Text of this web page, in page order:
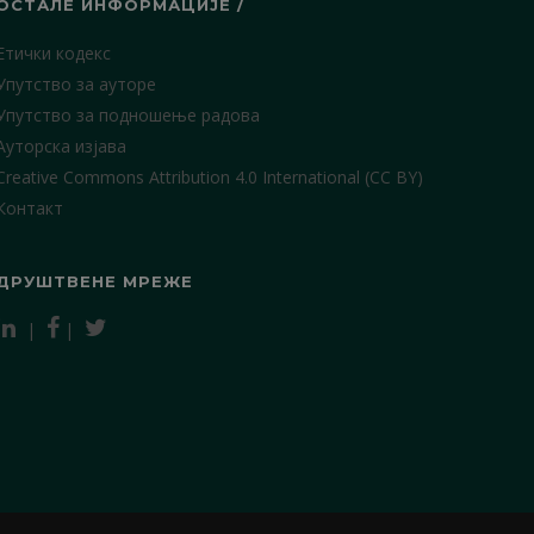
ИНФОРМАЦИЈЕ /
кодекс
за ауторе
за подношење радова
изјава
Commons Attribution 4.0 International (CC BY)
МРЕЖЕ
| |